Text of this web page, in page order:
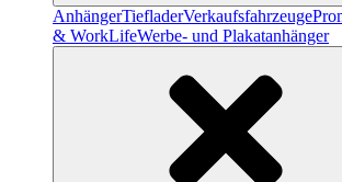
AnhängerTiefladerVerkaufsfahrzeuge
& WorkLifeWerbe- und Plakatanhänger